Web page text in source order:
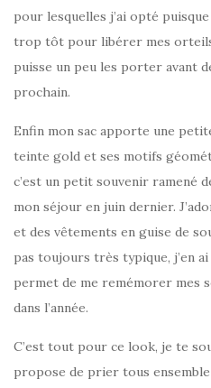
pour lesquelles j’ai opté
trop tôt pour libérer mes
puisse un peu les porter avant
prochain.
Enfin mon sac apporte une
teinte gold et ses motifs
c’est un petit souvenir ramené
mon séjour en juin dernier.
et des vêtements en guise de
pas toujours très typique, j’en
permet de me remémorer mes
dans l’année.
C’est tout pour ce look, je te
propose de prier tous